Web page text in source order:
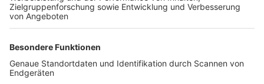
TOP-PARTNER